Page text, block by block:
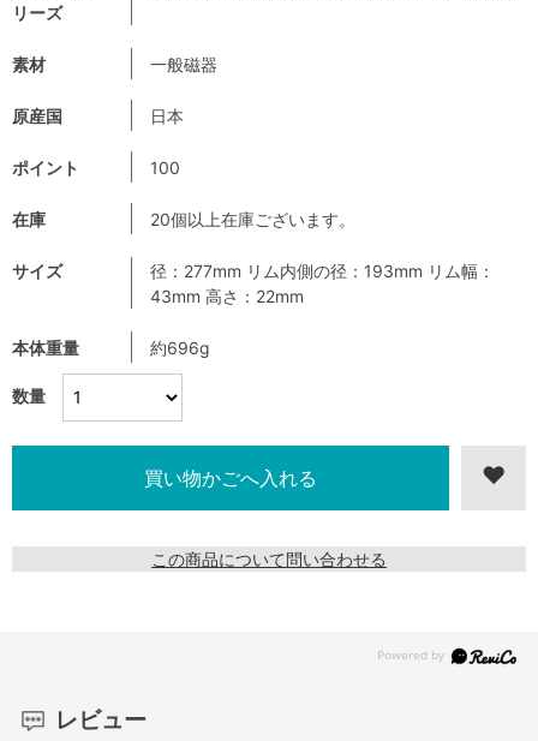
数量
リーズ
素材 一般磁器
原産国 日本
ポイント 100
在庫 20個以上在庫ございます。
サイズ
径：277mm リム内側の径：193mm リム幅：
43mm 高さ：22mm
本体重量 約696g
この商品について問い合わせる
レビュー